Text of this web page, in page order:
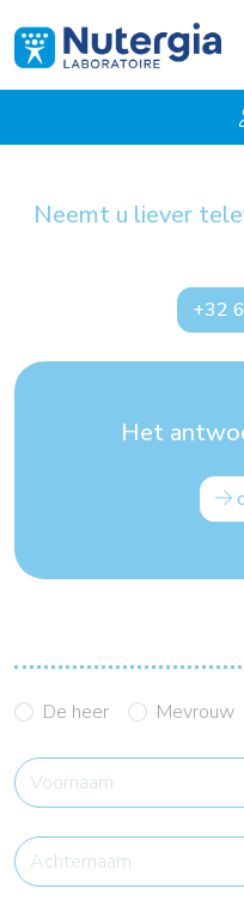
Neemt u liever
+32
Het
De heer Mevrouw
"first_name"
"last_name"